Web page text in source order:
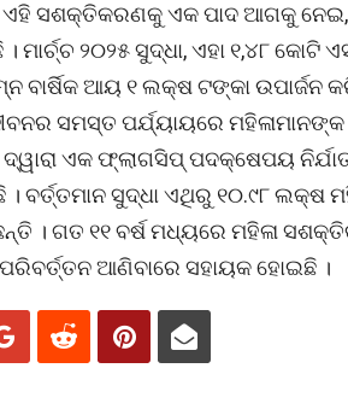
ଏହି ସଶକ୍ତିକରଣକୁ ଏକ ପାଦ ଆଗକୁ
୨୦୨୫ ସୁଦ୍ଧା, ଏହା ୧,୪୮ କୋଟି
ବାର୍ଷିକ ଆୟ ୧ ଲକ୍ଷ ଟଙ୍କା
ସମସ୍ତ ପର୍ଯ୍ୟାୟରେ
ଏକ ଫ୍ଲାଗସିପ୍ ପଦକ୍ଷେପୟ
ବର୍ତ୍ତମାନ ସୁଦ୍ଧା ଏଥିରୁ ୧୦.୯୮ ଲକ୍ଷ
। ଗତ ୧୧ ବର୍ଷ ମଧ୍ୟରେ ମହିଳା
ଆଣିବାରେ ସହାୟକ ହୋଇଛି ।